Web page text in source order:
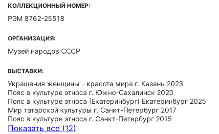
КОЛЛЕКЦИОННЫЙ НОМЕР:
РЭМ 8762-25518
ОРГАНИЗАЦИЯ:
Музей народов СССР
ВЫСТАВКИ:
Украшения женщины - красота мира г. Казань 2023
Пояс в культуре этноса г. Южно-Сахалинск 2020
Пояс в культуре этноса (Екатеринбург) Екатеринбург 2025
Мир татарской культуры г. Санкт-Петербург 2017
Пояс в культуре этноса г. Санкт-Петербург 2015
Показать все (12)